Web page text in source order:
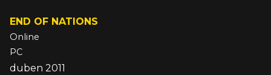
END OF NATIONS
Online
PC
duben 2011